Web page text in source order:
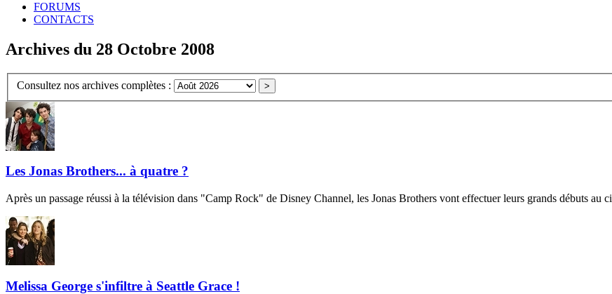
FORUMS
CONTACTS
Archives du 28 Octobre 2008
Consultez nos archives complètes :
Les Jonas Brothers... à quatre ?
Après un passage réussi à la télévision dans "Camp Rock" de Disney Channel, les Jonas Brothers vont effectuer leurs grands débuts au
Melissa George s'infiltre à Seattle Grace !